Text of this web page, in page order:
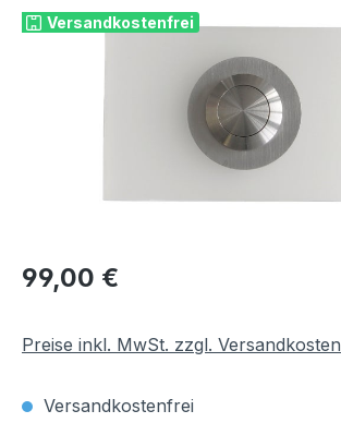
Versandkostenfrei
Regulärer Preis:
99,00 €
Preise inkl. MwSt. zzgl. Versandkosten
Versandkostenfrei